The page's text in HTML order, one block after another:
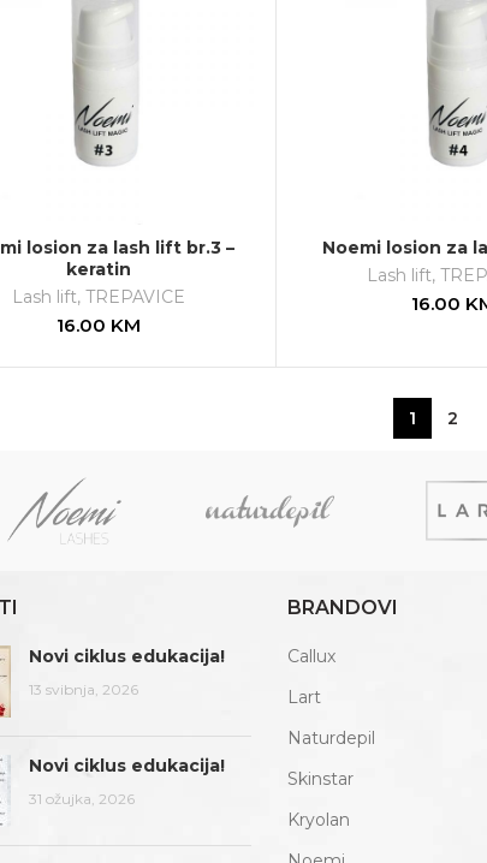
losion za lash lift br.3 –
keratin
Lash lift, TREPAVICE
16.00 KM
Noemi losion za
Lash lift,
16.00
1 2
Novi ciklus edukacija!
13 svibnja, 2026
Novi ciklus edukacija!
31 ožujka, 2026
BRANDOVI
Callux
Lart
Naturdepil
Skinstar
Kryolan